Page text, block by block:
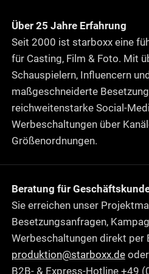
Über 25 Jahre Erfahrung
Seit 2000 ist starboxx eine
für Casting, Film & Foto. Mit
Schauspielern, Influencern
maßgeschneiderte
reichweitenstarke Social-
Werbeschaltungen über
Größenordnungen.
Beratung für
Sie erreichen unser
Besetzungsanfragen,
Werbeschaltungen direkt per
produktion@starboxx.deoder
B2B- & Express-Hotline +49